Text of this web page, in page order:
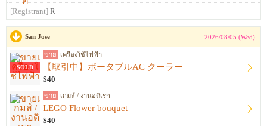
[Registrant] R
San Jose 2026/08/05 (Wed)
SOLD
ขาย เครื่องใช้ไฟฟ้า
【取引中】ポータブルAC クーラー
$40
ขาย เกมส์ / งานอดิเรก
LEGO Flower bouquet
$40